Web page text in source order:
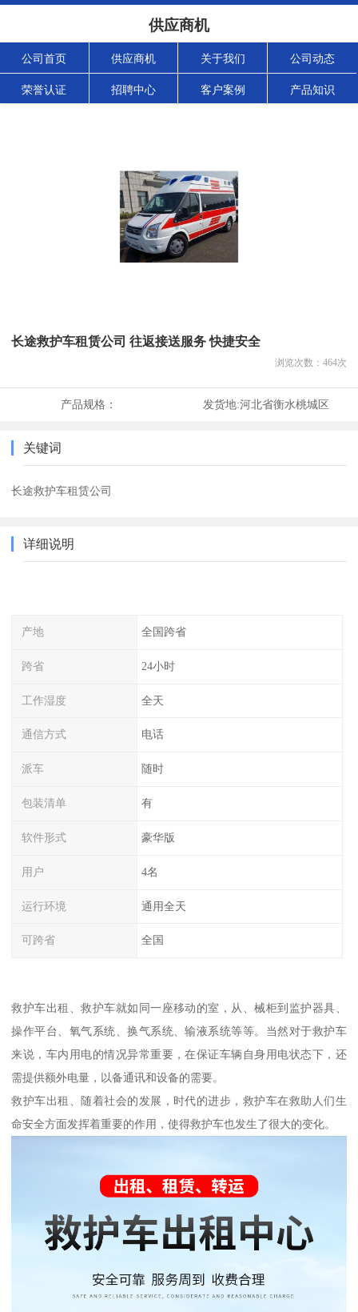
供应商机
公司首页 供应商机 关于我们 公司动态
荣誉认证 招聘中心 客户案例 产品知识
长途救护车租赁公司 往返接送服务 快捷安全
浏览次数： 464次
产品规格： 发货地:河北省衡水桃城区
关键词
长途救护车租赁公司
详细说明
产地 全国跨省
跨省 24小时
工作湿度 全天
通信方式 电话
派车 随时
包装清单 有
软件形式 豪华版
用户 4名
运行环境 通用全天
可跨省 全国
救护车出租、救护车就如同一座移动的室，从、械柜到监护器具、
操作平台、氧气系统、换气系统、输液系统等等。当然对于救护车
来说，车内用电的情况异常重要，在保证车辆自身用电状态下，还
需提供额外电量，以备通讯和设备的需要。
救护车出租、随着社会的发展，时代的进步，救护车在救助人们生
命安全方面发挥着重要的作用，使得救护车也发生了很大的变化。